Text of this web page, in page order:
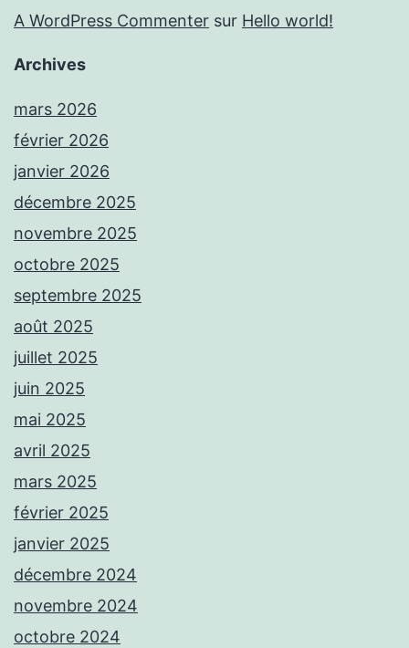
A WordPress Commenter sur Hello world!
Archives
mars 2026
février 2026
janvier 2026
décembre 2025
novembre 2025
octobre 2025
septembre 2025
août 2025
juillet 2025
juin 2025
mai 2025
avril 2025
mars 2025
février 2025
janvier 2025
décembre 2024
novembre 2024
octobre 2024